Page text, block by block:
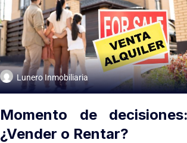
Lunero Inmobiliaria
Momento de
¿Vender o Rentar?